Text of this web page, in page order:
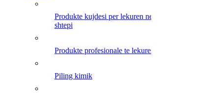
produkte kujdesi per lekuren ne
shtepi
produkte profesionale te lekures
piling kimik